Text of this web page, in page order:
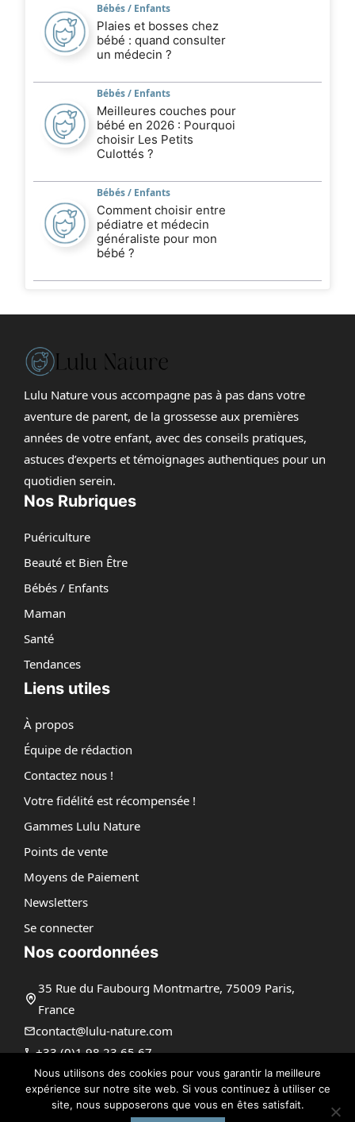
Bébés / Enfants
Plaies et bosses chez
bébé : quand consulter
un médecin ?
Bébés / Enfants
Meilleures couches pour
bébé en 2026 : Pourquoi
choisir Les Petits
Culottés ?
Bébés / Enfants
Comment choisir entre
pédiatre et médecin
généraliste pour mon
bébé ?
Lulu Nature vous accompagne pas à pas dans votre
aventure de parent, de la grossesse aux premières
années de votre enfant, avec des conseils pratiques,
astuces d’experts et témoignages authentiques pour un
quotidien serein.
Nos Rubriques
Puériculture
Beauté et Bien Être
Bébés / Enfants
Maman
Santé
Tendances
Liens utiles
À propos
Équipe de rédaction
Contactez nous !
Votre fidélité est récompensée !
Gammes Lulu Nature
Points de vente
Moyens de Paiement
Newsletters
Se connecter
Nos coordonnées
35 Rue du Faubourg Montmartre, 75009 Paris,
France
contact@lulu-nature.com
+33 (0)1 98 23 65 67
@ 2026 | Tous droits réservés |Lulu Nature
Nous utilisons des cookies pour vous garantir la meilleure
expérience sur notre site web. Si vous continuez à utiliser ce
site, nous supposerons que vous en êtes satisfait.